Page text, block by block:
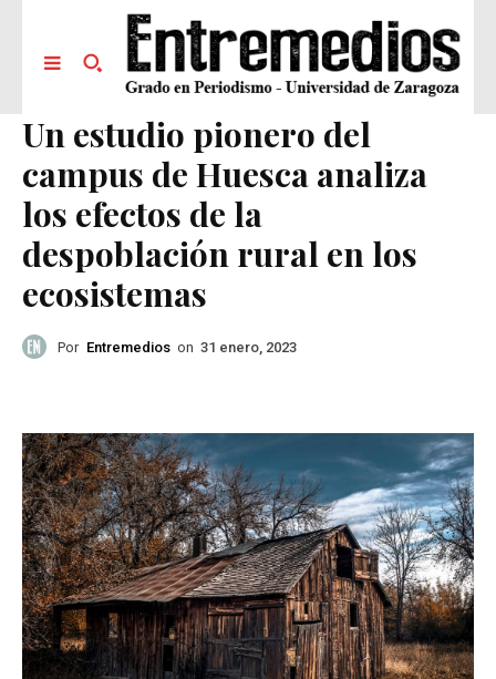
Un estudio pionero del
campus de Huesca analiza
los efectos de la
despoblación rural en los
ecosistemas
Por Entremedios on 31 enero, 2023